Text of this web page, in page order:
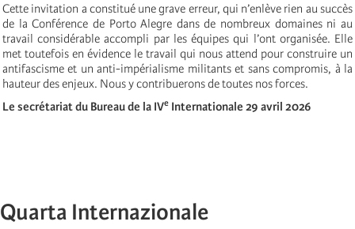
Cette invitation a constitué une grave erreur, qui n’enlève rien au succès
de la Conférence de Porto Alegre dans de nombreux domaines ni au
travail considérable accompli par les équipes qui l’ont organisée. Elle
met toutefois en évidence le travail qui nous attend pour construire un
antifascisme et un anti-impérialisme militants et sans compromis, à la
hauteur des enjeux. Nous y contribuerons de toutes nos forces.
Le secrétariat du Bureau de la IVe Internationale 29 avril 2026
Quarta Internazionale